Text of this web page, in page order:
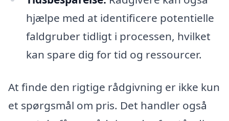
hjælpe med at identificere potentielle
faldgruber tidligt i processen, hvilket
kan spare dig for tid og ressourcer.
At finde den rigtige rådgivning er ikke kun
et spørgsmål om pris. Det handler også